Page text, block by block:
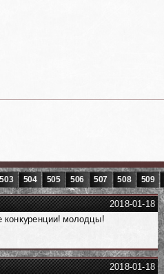
503 504 505 506 507 508 509
2018-01-18
конкуренции! молодцы!
2018-01-18